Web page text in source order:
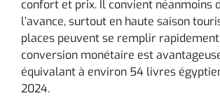
confort et prix. Il convient néanmoins
l’avance, surtout en haute saison
places peuvent se remplir
conversion monétaire est
équivalant à environ 54 livres
2024.